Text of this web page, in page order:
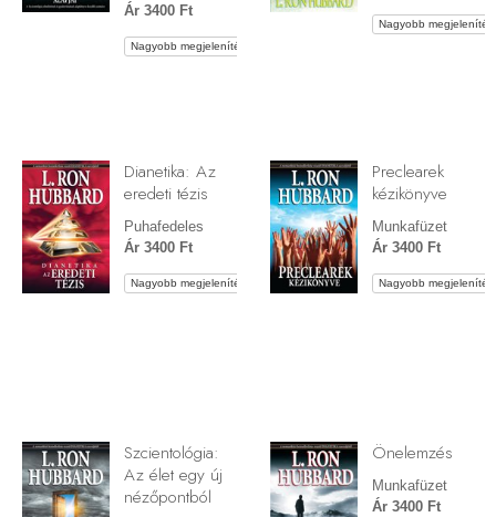
Ár 3400 Ft
Nagyobb megjelenítés
Nagyobb megjelenítés
Dianetika: Az
eredeti tézis
Puhafedeles
Ár 3400 Ft
Nagyobb megjelenítés
Preclearek
kézikönyve
Munkafüzet
Ár 3400 Ft
Nagyobb megjelenítés
Szcientológia:
Az élet egy új
nézőpontból
Önelemzés
Munkafüzet
Ár 3400 Ft